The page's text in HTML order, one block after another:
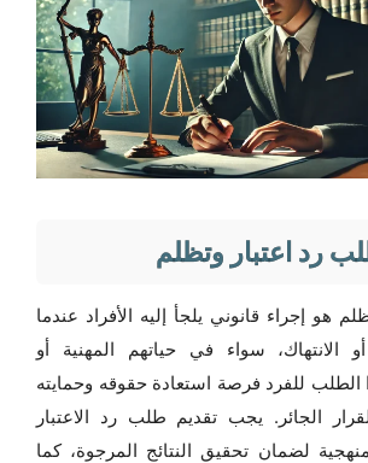
رد اعتبار وتظلم
هو إجراء قانوني يلجأ إليه الأفراد عندما
الانتهاك، سواء في حياتهم المهنية أو
الطلب للفرد فرصة استعادة حقوقه وحمايته
الجائر. يجب تقديم طلب رد الاعتبار
لضمان تحقيق النتائج المرجوة، كما